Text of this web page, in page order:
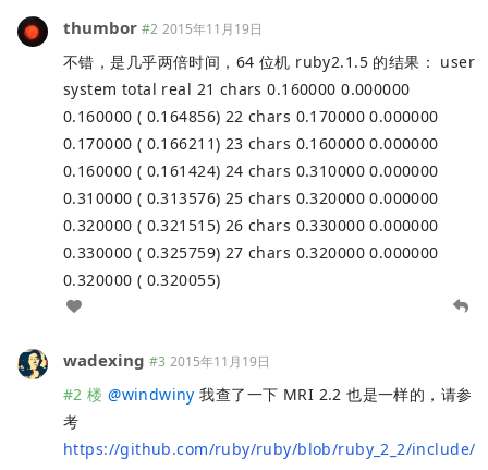
thumbor #2 2015年11月19日
不错，是几乎两倍时间，64 位机 ruby2.1.5 的结果： user
system total real 21 chars 0.160000 0.000000
0.160000 ( 0.164856) 22 chars 0.170000 0.000000
0.170000 ( 0.166211) 23 chars 0.160000 0.000000
0.160000 ( 0.161424) 24 chars 0.310000 0.000000
0.310000 ( 0.313576) 25 chars 0.320000 0.000000
0.320000 ( 0.321515) 26 chars 0.330000 0.000000
0.330000 ( 0.325759) 27 chars 0.320000 0.000000
0.320000 ( 0.320055)
wadexing #3 2015年11月19日
#2 楼 @windwiny 我查了一下 MRI 2.2 也是一样的，请参
考
https://github.com/ruby/ruby/blob/ruby_2_2/include/